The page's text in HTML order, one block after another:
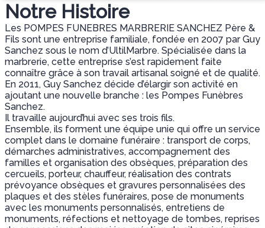
Notre Histoire
Les POMPES FUNEBRES MARBRERIE SANCHEZ Père &
Fils sont une entreprise familiale, fondée en 2007 par Guy
Sanchez sous le nom d’UltilMarbre. Spécialisée dans la
marbrerie, cette entreprise s’est rapidement faite
connaître grâce à son travail artisanal soigné et de qualité.
En 2011, Guy Sanchez décide d’élargir son activité en
ajoutant une nouvelle branche : les Pompes Funèbres
Sanchez.
Il travaille aujourd’hui avec ses trois fils.
Ensemble, ils forment une équipe unie qui offre un service
complet dans le domaine funéraire : transport de corps,
démarches administratives, accompagnement des
familles et organisation des obsèques, préparation des
cercueils, porteur, chauffeur, réalisation des contrats
prévoyance obsèques et gravures personnalisées des
plaques et des stèles funéraires, pose de monuments
avec les monuments personnalisés, entretiens de
monuments, réfections et nettoyage de tombes, reprises